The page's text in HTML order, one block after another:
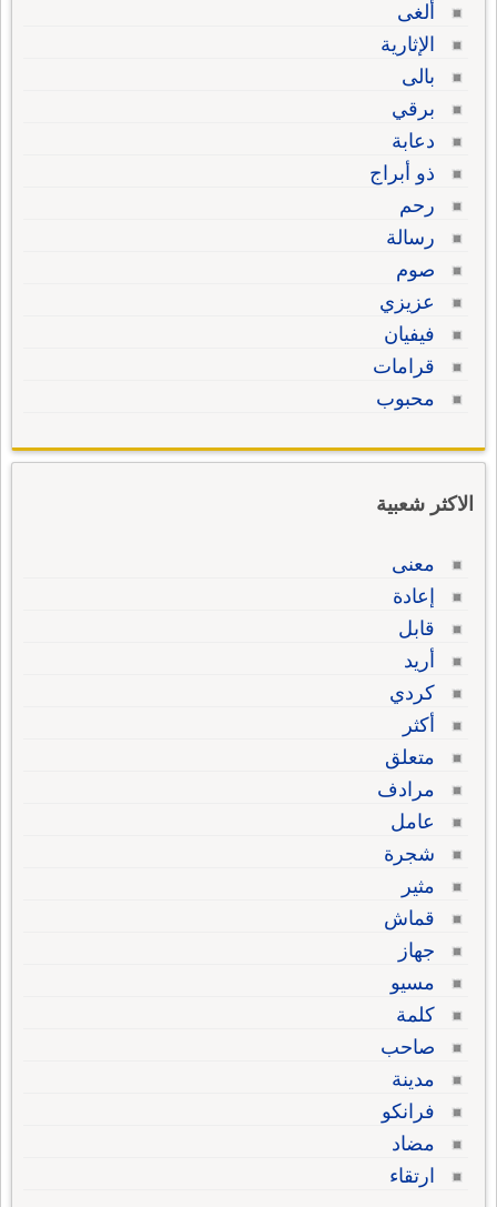
ألغى
الإثارية
بالى
برقي
دعابة
ذو أبراج
رحم
رسالة
صوم
عزيزي
فيفيان
قرامات
محبوب
الاكثر شعبية
معنى
إعادة
قابل
أريد
كردي
أكثر
متعلق
مرادف
عامل
شجرة
مثير
قماش
جهاز
مسيو
كلمة
صاحب
مدينة
فرانكو
مضاد
ارتقاء